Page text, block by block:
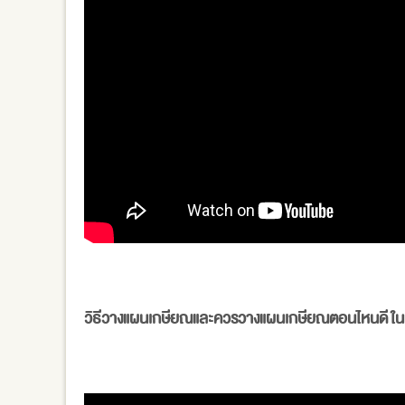
วิธีวางแผนเกษียณและควรวางแผนเกษียณตอนไหนดี